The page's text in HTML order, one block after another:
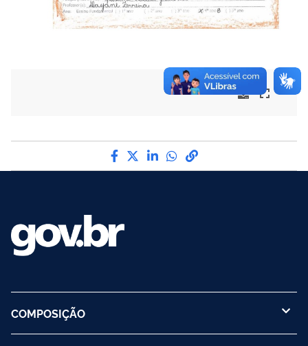
Compartilhe por Facebook
Compartilhe por Twitter
Compartilhe por
Compartilhe por
link para Copiar
COMPOSIÇÃO